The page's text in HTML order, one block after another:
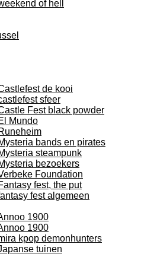
of hell
de kooi
sfeer
Fest black powder
Mundo
bands en pirates
steampunk
bezoekers
Foundation
fest, the put
fest algemeen
1900
1900
kpop demonhunters
tuinen